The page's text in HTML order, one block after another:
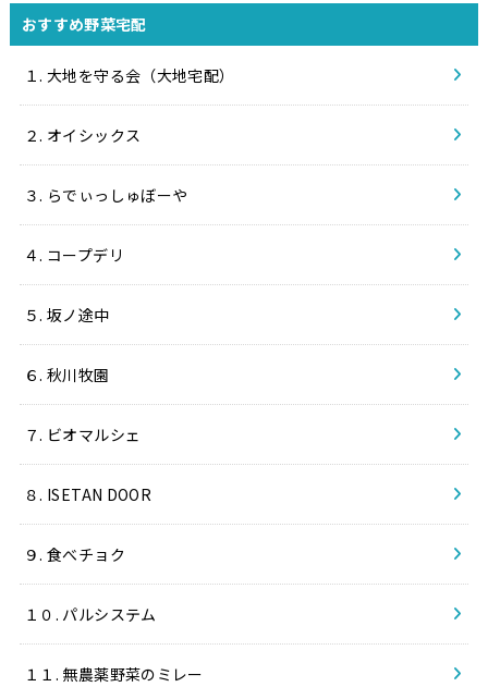
おすすめ野菜宅配
１. 大地を守る会（大地宅配）
２. オイシックス
３. らでぃっしゅぼーや
４. コープデリ
５. 坂ノ途中
６. 秋川牧園
７. ビオマルシェ
８. ISETAN DOOR
９. 食べチョク
１０. パルシステム
１１. 無農薬野菜のミレー